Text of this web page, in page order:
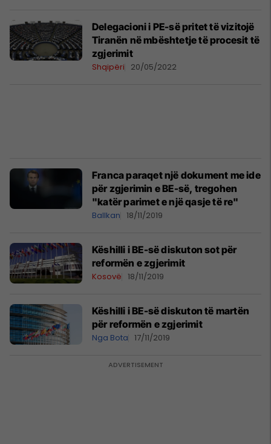
Delegacioni i PE-së pritet të vizitojë
Tiranën në mbështetje të procesit të
zgjerimit
Shqipëri 20/05/2022
Franca paraqet një dokument me ide
për zgjerimin e BE-së, tregohen
"katër parimet e një qasje të re"
Ballkan 18/11/2019
Këshilli i BE-së diskuton sot për
reformën e zgjerimit
Kosovë 18/11/2019
Këshilli i BE-së diskuton të martën
për reformën e zgjerimit
Nga Bota 17/11/2019